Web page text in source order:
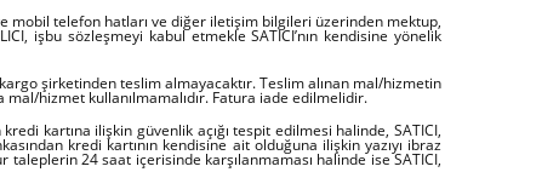
mobil telefon hatları ve diğer iletişim bilgileri üzerinden mektup,
işbu sözleşmeyi kabul etmekle SATICI’nın kendisine yönelik
şirketinden teslim almayacaktır. Teslim alınan mal/hizmetin
hizmet kullanılmamalıdır. Fatura iade edilmelidir.
kartına ilişkin güvenlik açığı tespit edilmesi halinde, SATICI,
kredi kartının kendisine ait olduğuna ilişkin yazıyı ibraz
24 saat içerisinde karşılanmaması halinde ise SATICI,